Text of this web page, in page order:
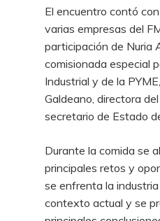
El encuentro contó
varias empresas del
participación de Nuria
comisionada especial
Industrial y de la
Galdeano, directora
secretario de Estado
Durante la comida se
principales retos y
se enfrenta la
contexto actual y se